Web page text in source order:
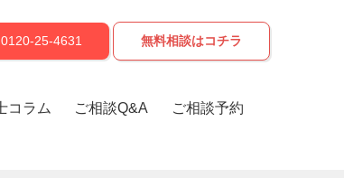
0120-25-4631 無料相談はコチラ
コラム ご相談Q&A ご相談予約